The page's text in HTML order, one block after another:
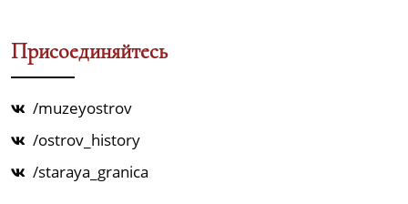
Присоединяйтесь
/muzeyostrov
/ostrov_history
/staraya_granica